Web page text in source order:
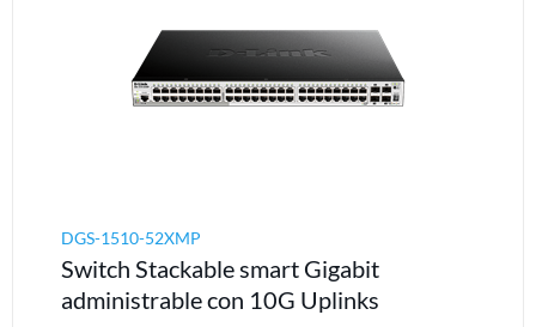
DGS-1510-52XMP
Switch Stackable smart Gigabit
administrable con 10G Uplinks